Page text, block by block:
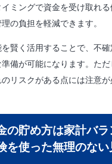
ミングで資金を受け取れる
の負担を軽減できます。
賢く活用することで、不
備が可能になります。た
リスクがある点には注意が
の貯め方は家計バ
を使った無理のな